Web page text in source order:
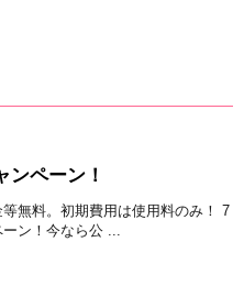
ンペーン！
無料。初期費用は使用料のみ！ 7
ン！今なら公 ...